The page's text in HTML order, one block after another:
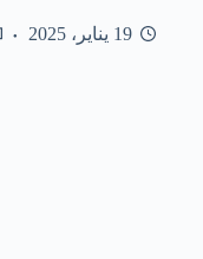
19 يناير، 2025